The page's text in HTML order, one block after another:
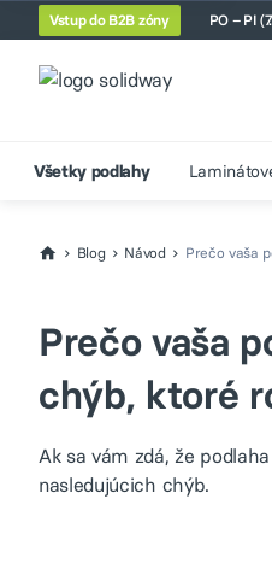
Vstup do B2B zóny PO – PI
Všetky podlahy
Blog Návod Prečo vaša
Prečo vaša
chýb, ktoré
Ak sa vám zdá, že
nasledujúcich chýb.